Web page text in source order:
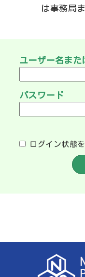
は事務局
ユーザー名また
パスワード
ログイン状態